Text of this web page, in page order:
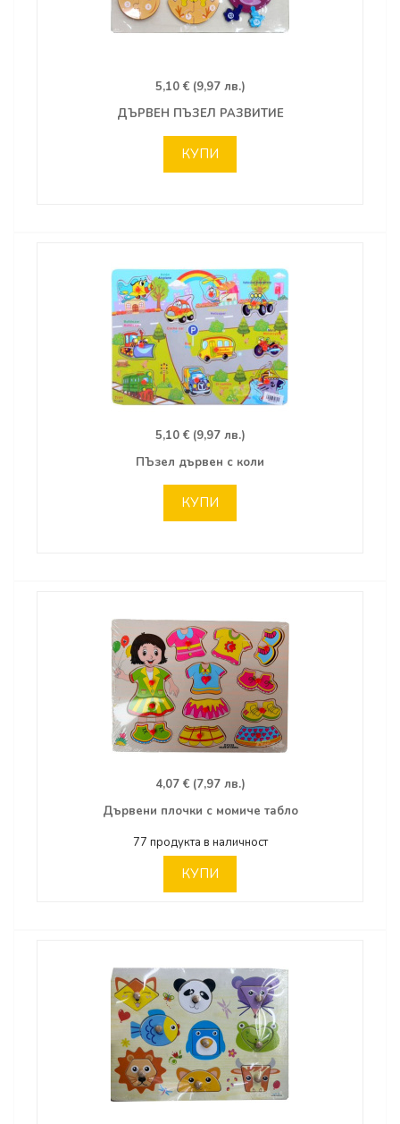
5,10 € (9,97 лв.)
ДЪРВЕН ПЪЗЕЛ РАЗВИТИЕ
КУПИ
5,10 € (9,97 лв.)
ПЪзел дървен с коли
КУПИ
4,07 € (7,97 лв.)
Дървени плочки с момиче табло
77 продукта в наличност
КУПИ